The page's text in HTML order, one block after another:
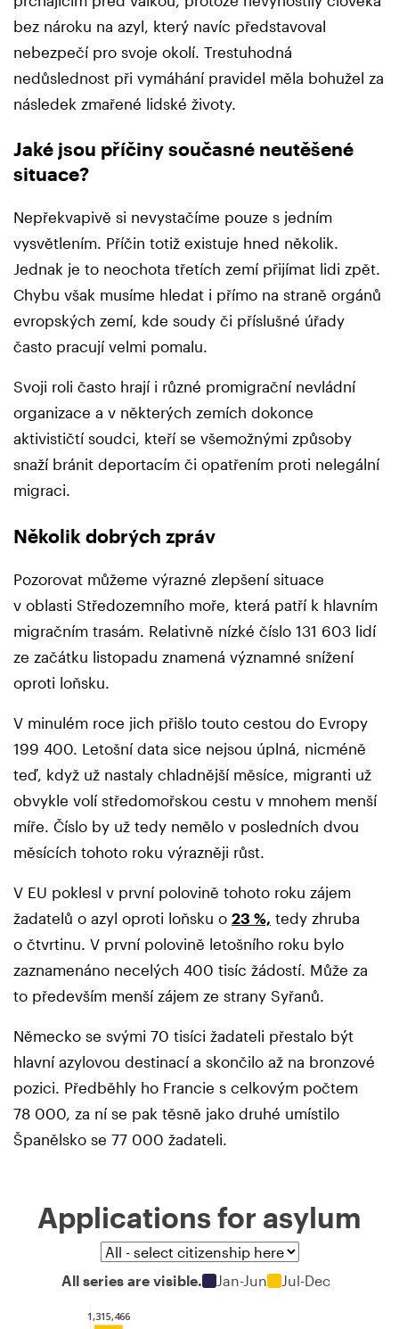
bez nároku na azyl, který navíc představoval
nebezpečí pro svoje okolí. Trestuhodná
nedůslednost při vymáhání pravidel měla bohužel za
následek zmařené lidské životy.
Jaké jsou příčiny současné neutěšené
situace?
Nepřekvapivě si nevystačíme pouze s jedním
vysvětlením. Příčin totiž existuje hned několik.
Jednak je to neochota třetích zemí přijímat lidi zpět.
Chybu však musíme hledat i přímo na straně orgánů
evropských zemí, kde soudy či příslušné úřady
často pracují velmi pomalu.
Svoji roli často hrají i různé promigrační nevládní
organizace a v některých zemích dokonce
aktivističtí soudci, kteří se všemožnými způsoby
snaží bránit deportacím či opatřením proti nelegální
migraci.
Několik dobrých zpráv
Pozorovat můžeme výrazné zlepšení situace
v oblasti Středozemního moře, která patří k hlavním
migračním trasám. Relativně nízké číslo 131 603 lidí
ze začátku listopadu znamená významné snížení
oproti loňsku.
V minulém roce jich přišlo touto cestou do Evropy
199 400. Letošní data sice nejsou úplná, nicméně
teď, když už nastaly chladnější měsíce, migranti už
obvykle volí středomořskou cestu v mnohem menší
míře. Číslo by už tedy nemělo v posledních dvou
měsících tohoto roku výrazněji růst.
V EU poklesl v první polovině tohoto roku zájem
žadatelů o azyl oproti loňsku o 23 %, tedy zhruba
o čtvrtinu. V první polovině letošního roku bylo
zaznamenáno necelých 400 tisíc žádostí. Může za
to především menší zájem ze strany Syřanů.
Německo se svými 70 tisíci žadateli přestalo být
hlavní azylovou destinací a skončilo až na bronzové
pozici. Předběhly ho Francie s celkovým počtem
78 000, za ní se pak těsně jako druhé umístilo
Španělsko se 77 000 žadateli.
Applications for asylum
All series are visible. Jan-Jun Jul-Dec
1,315,466